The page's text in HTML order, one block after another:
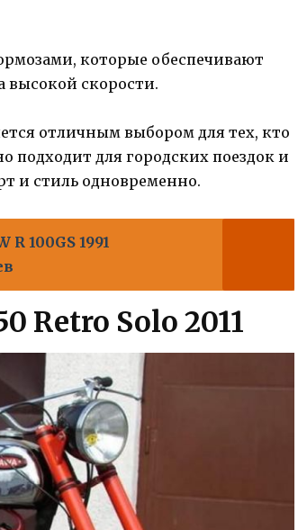
которые обеспечивают
скорости.
отличным выбором для тех, кто
подходит для городских поездок и
и стиль одновременно.
100GS 1991
Retro Solo 2011